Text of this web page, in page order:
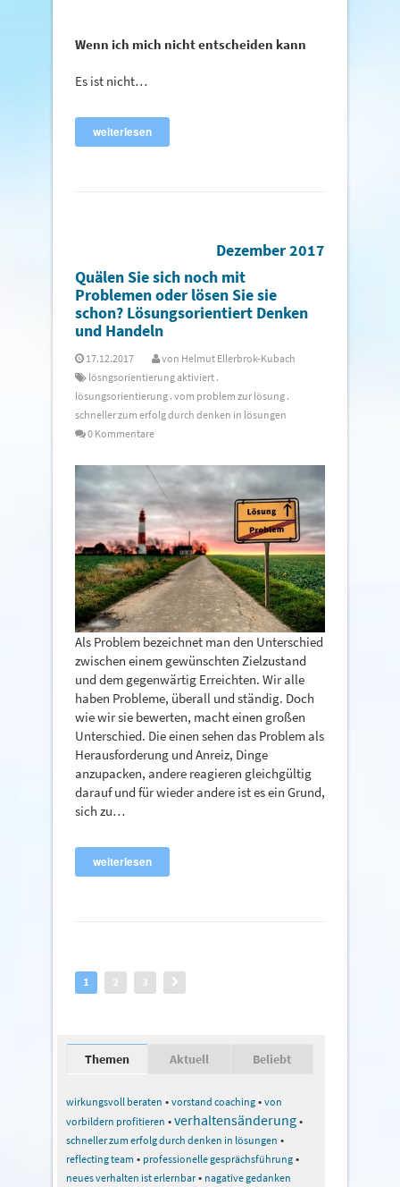
Wenn ich mich nicht entscheiden kann
Es ist nicht…
weiterlesen
Dezember 2017
Quälen Sie sich noch mit
Problemen oder lösen Sie sie
schon? Lösungsorientiert Denken
und Handeln
17.12.2017 von Helmut Ellerbrok-Kubach
lösngsorientierung aktiviert .
lösungsorientierung . vom problem zur lösung .
schneller zum erfolg durch denken in lösungen
0 Kommentare
Als Problem bezeichnet man den Unterschied
zwischen einem gewünschten Zielzustand
und dem gegenwärtig Erreichten. Wir alle
haben Probleme, überall und ständig. Doch
wie wir sie bewerten, macht einen großen
Unterschied. Die einen sehen das Problem als
Herausforderung und Anreiz, Dinge
anzupacken, andere reagieren gleichgültig
darauf und für wieder andere ist es ein Grund,
sich zu…
weiterlesen
1 2 3
Themen Aktuell Beliebt
wirkungsvoll beraten • vorstand coaching • von
vorbildern profitieren •verhaltensänderung•
schneller zum erfolg durch denken in lösungen •
reflecting team • professionelle gesprächsführung •
neues verhalten ist erlernbar• nagative gedanken